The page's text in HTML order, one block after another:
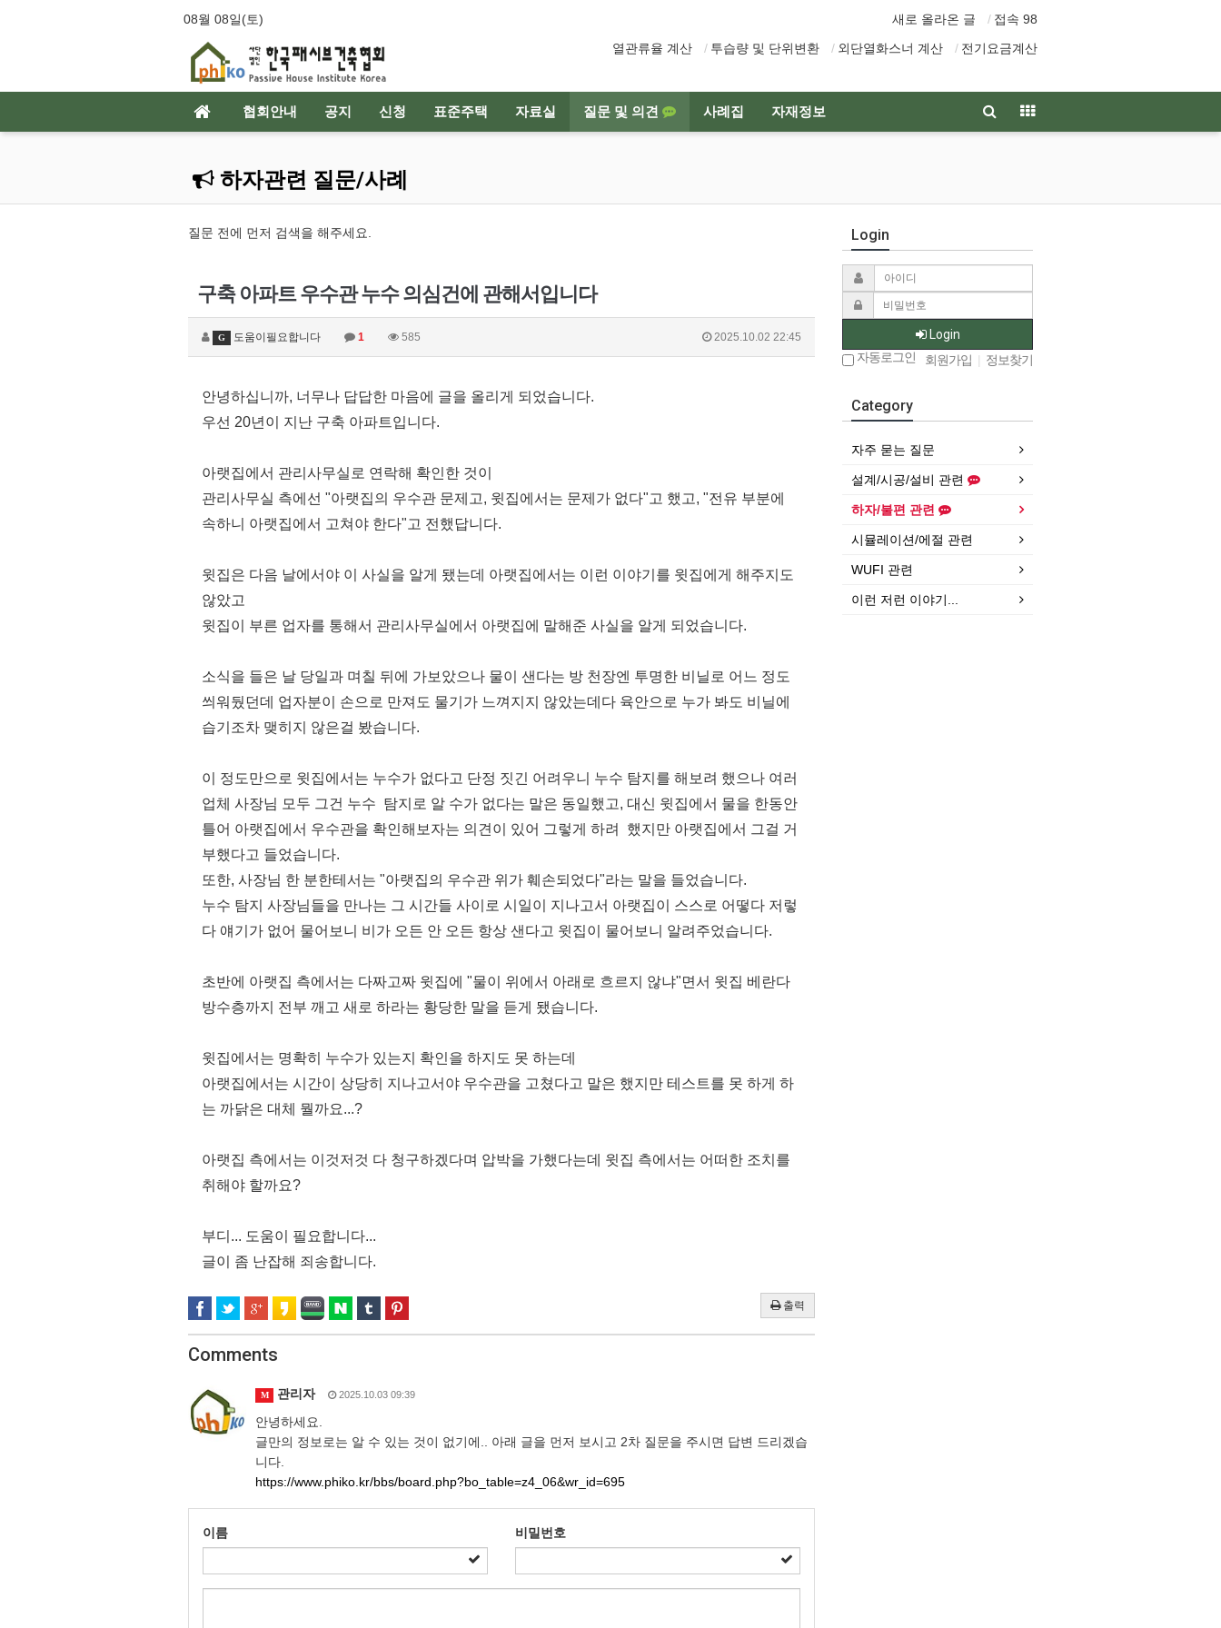
08월 08일(토) 새로 올라온 글
접속 98
열관류율 계산
투습량 및 단위변환 외단열화스너 계산 전기요금계산
협회안내 공지 신청 표준주택 자료실 질문 및 의견 사례집 자재정보
하자관련 질문/사례
질문 전에 먼저 검색을 해주세요.
구축 아파트 우수관 누수 의심건에 관해서입니다
G 도움이필요합니다 1 585 2025.10.02 22:45
안녕하십니까, 너무나 답답한 마음에 글을 올리게 되었습니다.
우선 20년이 지난 구축 아파트입니다.
아랫집에서 관리사무실로 연락해 확인한 것이
관리사무실 측에선 "아랫집의 우수관 문제고, 윗집에서는 문제가 없다"고 했고, "전유 부분에
속하니 아랫집에서 고쳐야 한다"고 전했답니다.
윗집은 다음 날에서야 이 사실을 알게 됐는데 아랫집에서는 이런 이야기를 윗집에게 해주지도
않았고
윗집이 부른 업자를 통해서 관리사무실에서 아랫집에 말해준 사실을 알게 되었습니다.
소식을 들은 날 당일과 며칠 뒤에 가보았으나 물이 샌다는 방 천장엔 투명한 비닐로 어느 정도
씌워뒀던데 업자분이 손으로 만져도 물기가 느껴지지 않았는데다 육안으로 누가 봐도 비닐에
습기조차 맺히지 않은걸 봤습니다.
이 정도만으로 윗집에서는 누수가 없다고 단정 짓긴 어려우니 누수 탐지를 해보려 했으나 여러
업체 사장님 모두 그건 누수 탐지로 알 수가 없다는 말은 동일했고, 대신 윗집에서 물을 한동안
틀어 아랫집에서 우수관을 확인해보자는 의견이 있어 그렇게 하려 했지만 아랫집에서 그걸 거
부했다고 들었습니다.
또한, 사장님 한 분한테서는 "아랫집의 우수관 위가 훼손되었다"라는 말을 들었습니다.
누수 탐지 사장님들을 만나는 그 시간들 사이로 시일이 지나고서 아랫집이 스스로 어떻다 저렇
다 얘기가 없어 물어보니 비가 오든 안 오든 항상 샌다고 윗집이 물어보니 알려주었습니다.
초반에 아랫집 측에서는 다짜고짜 윗집에 "물이 위에서 아래로 흐르지 않냐"면서 윗집 베란다
방수층까지 전부 깨고 새로 하라는 황당한 말을 듣게 됐습니다.
윗집에서는 명확히 누수가 있는지 확인을 하지도 못 하는데
아랫집에서는 시간이 상당히 지나고서야 우수관을 고쳤다고 말은 했지만 테스트를 못 하게 하
는 까닭은 대체 뭘까요...?
아랫집 측에서는 이것저것 다 청구하겠다며 압박을 가했다는데 윗집 측에서는 어떠한 조치를
취해야 할까요?
부디... 도움이 필요합니다...
글이 좀 난잡해 죄송합니다.
출력
Comments
M 관리자 2025.10.03 09:39
안녕하세요.
글만의 정보로는 알 수 있는 것이 없기에.. 아래 글을 먼저 보시고 2차 질문을 주시면 답변 드리겠습
니다.
https://www.phiko.kr/bbs/board.php?bo_table=z4_06&wr_id=695
이름 비밀번호
Login
Login
자동로그인
회원가입 | 정보찾기
Category
자주 묻는 질문
설계/시공/설비 관련
하자/불편 관련
시뮬레이션/에절 관련
WUFI 관련
이런 저런 이야기...